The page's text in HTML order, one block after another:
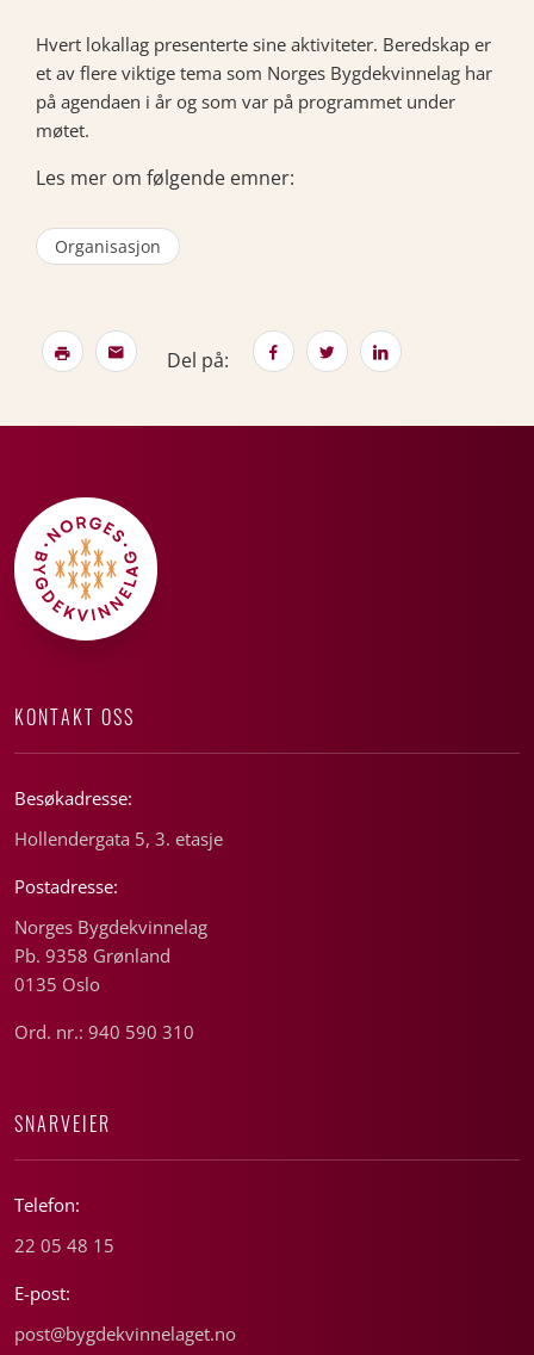
Hvert lokallag presenterte sine aktiviteter. Beredskap er
et av flere viktige tema som Norges Bygdekvinnelag har
på agendaen i år og som var på programmet under
møtet.
Les mer om følgende emner:
Organisasjon
Del på:
KONTAKT OSS
Besøkadresse:
Hollendergata 5, 3. etasje
Postadresse:
Norges Bygdekvinnelag
Pb. 9358 Grønland
0135 Oslo
Ord. nr.: 940 590 310
SNARVEIER
Telefon:
22 05 48 15
E-post:
post@bygdekvinnelaget.no